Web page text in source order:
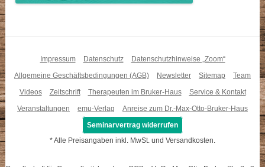
Impressum Datenschutz
Datenschutzhinweise „Zoom“
Allgemeine Geschäftsbedingungen (AGB)
Newsletter Sitemap
Team
Videos
Zeitschrift Therapeuten im Bruker-Haus
Service & Kontakt
Veranstaltungen
emu-Verlag
Anreise zum Dr.-Max-Otto-Bruker-Haus
Seminarvertrag widerrufen
* Alle Preisangaben inkl. MwSt. und Versandkosten.